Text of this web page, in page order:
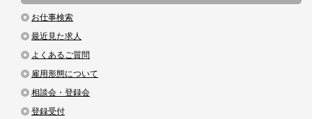
お仕事検索
最近見た求人
よくあるご質問
雇用形態について
相談会・登録会
登録受付